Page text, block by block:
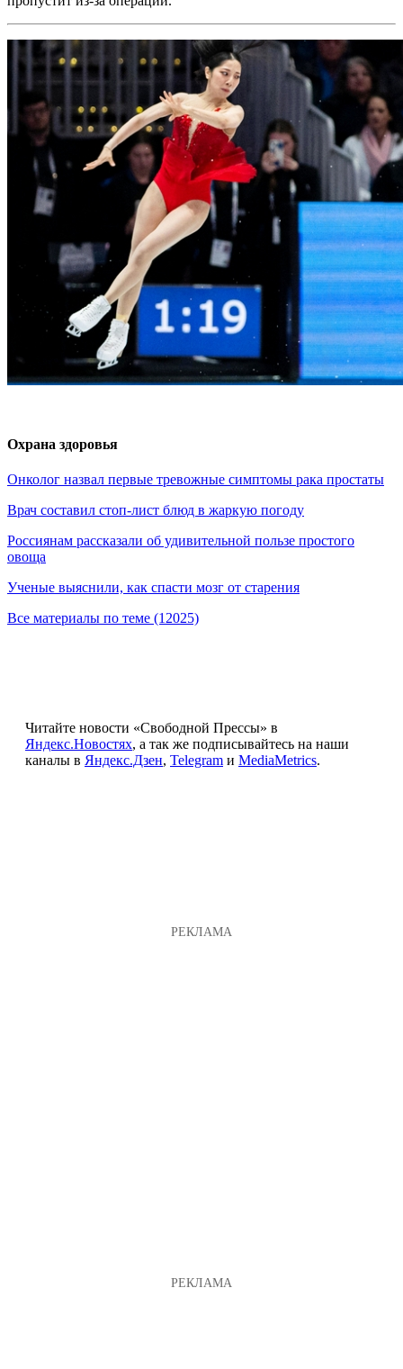
Охрана здоровья
Онколог назвал первые тревожные симптомы рака простаты
Врач составил стоп-лист блюд в жаркую погоду
Россиянам рассказали об удивительной пользе простого
овоща
Ученые выяснили, как спасти мозг от старения
Все материалы по теме (12025)
Читайте новости «Свободной Прессы» в
Яндекс.Новостях, а так же подписывайтесь на наши
каналы в Яндекс.Дзен, Telegram и MediaMetrics.